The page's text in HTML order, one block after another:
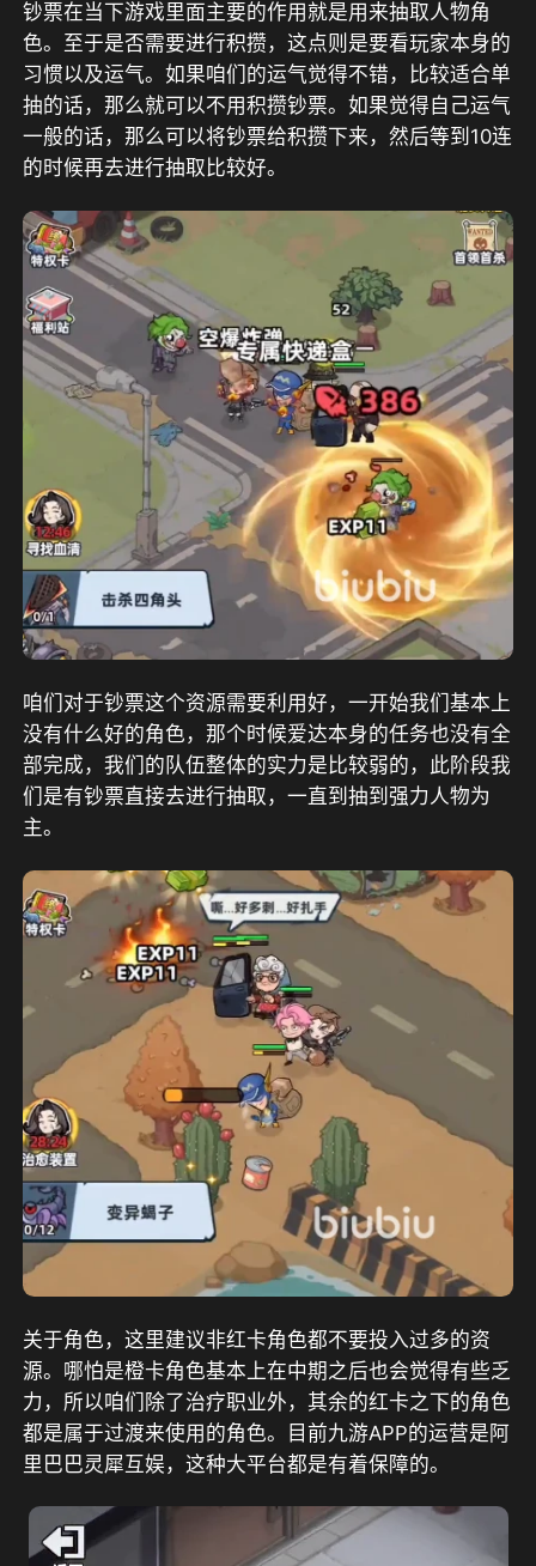
钞票在当下游戏里面主要的作用就是用来抽取人物角
色。至于是否需要进行积攒，这点则是要看玩家本身的
习惯以及运气。如果咱们的运气觉得不错，比较适合单
抽的话，那么就可以不用积攒钞票。如果觉得自己运气
一般的话，那么可以将钞票给积攒下来，然后等到10连
的时候再去进行抽取比较好。
咱们对于钞票这个资源需要利用好，一开始我们基本上
没有什么好的角色，那个时候爱达本身的任务也没有全
部完成，我们的队伍整体的实力是比较弱的，此阶段我
们是有钞票直接去进行抽取，一直到抽到强力人物为
主。
关于角色，这里建议非红卡角色都不要投入过多的资
源。哪怕是橙卡角色基本上在中期之后也会觉得有些乏
力，所以咱们除了治疗职业外，其余的红卡之下的角色
都是属于过渡来使用的角色。目前九游APP的运营是阿
里巴巴灵犀互娱，这种大平台都是有着保障的。